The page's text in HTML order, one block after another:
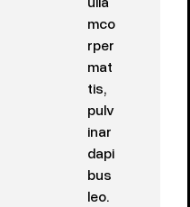
mco
rper
mat
tis,
pulv
inar
dapi
bus
leo.